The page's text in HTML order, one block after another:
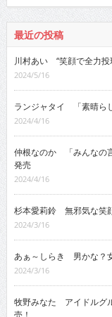
最近の投稿
川村あい “笑顔で全力投
2024/5/16
ランジャタイ 「素晴ら
2024/4/16
仲根なのか 「みんなの
発売
2024/4/16
杉本愛莉鈴 無邪気な笑
2024/3/16
あぁ～しらき 男かな？
2024/3/16
牧野みなた アイドルグ
売！